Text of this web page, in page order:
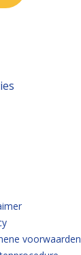
voorwaarden